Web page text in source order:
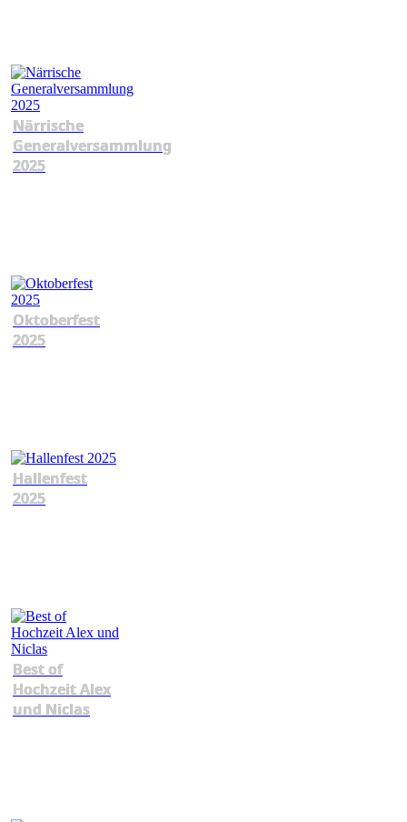
Närrische
Generalversammlung
2025
Oktoberfest
2025
Hallenfest
2025
Best of
Hochzeit Alex
und Niclas